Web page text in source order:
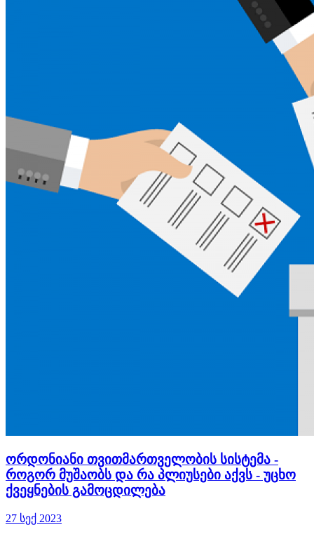
ორდონიანი თვითმართველობის სისტემა -
როგორ მუშაობს და რა პლიუსები აქვს - უცხო
ქვეყნების გამოცდილება
27 სექ 2023